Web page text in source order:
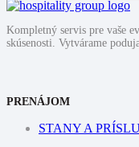
Kompletný servis pre vaše
skúsenosti. Vytvárame
PRENÁJOM
STANY A